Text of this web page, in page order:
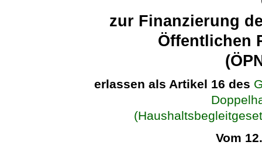
zur Finanzierung
Öffentlichen
erlassen als Artikel 16 des
Vom